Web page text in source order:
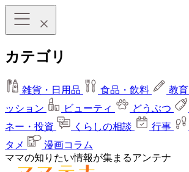
カテゴリ
雑貨・日用品 食品・飲料 教育
ッション
ビューティ どうぶつ
ネー・投資
くらしの相談 行事
タメ
漫画コラム
ママの知りたい情報が集まるアンテナ